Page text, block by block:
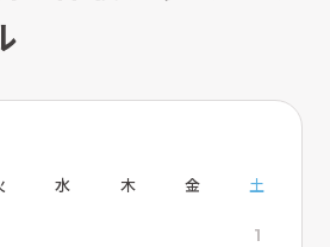
水 木 金 土
1